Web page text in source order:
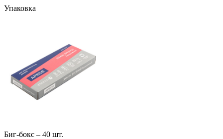
Упаковка
Биг-бокс – 40 шт.